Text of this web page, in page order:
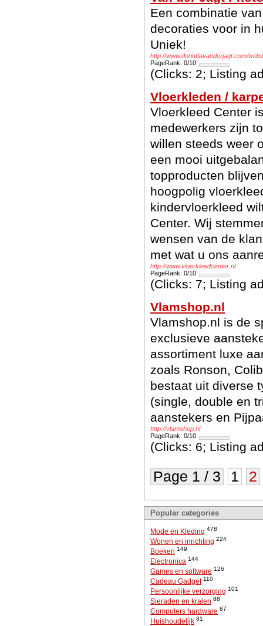
Een combinatie
decoraties voor in
Uniek!
http://www.dorindavanderjagt.com/
PageRank: 0/10
(Clicks: 2; Listing
Vloerkleden /
Vloerkleed Center
medewerkers zijn
willen steeds weer
een mooi
topproducten
hoogpolig
kindervloerkleed
Center. Wij
wensen van de
met wat u ons
http://www.vloerkleedcenter.nl
PageRank: 0/10
(Clicks: 7; Listing
Vlamshop.nl
Vlamshop.nl is de
exclusieve
assortiment luxe
zoals Ronson,
bestaat uit diverse
(single, double en
aanstekers en
http://vlamshop.nl
PageRank: 0/10
(Clicks: 6; Listing
Page 1 / 3 1 2
Popular categories
Mode en Kleding 478
Wonen en inrichting 224
Boeken 149
Electronica 144
Games en software 126
Cadeau Gadget 110
Persoonlijke verzorging 101
Sieraden en kralen 88
Computers hardware 87
Huishoudelijk 81